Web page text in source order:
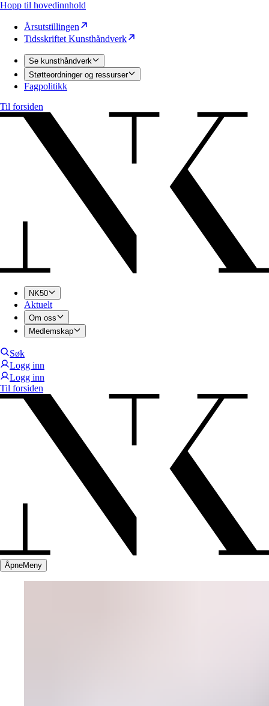
Hopp til hovedinnhold
Årsutstillingen
Tidsskriftet Kunsthåndverk
Se kunsthåndverk
Støtteordninger og ressurser
Fagpolitikk
Til forsiden
NK50
Aktuelt
Om oss
Medlemskap
Søk
Logg inn
Logg inn
Til forsiden
ÅpneMeny